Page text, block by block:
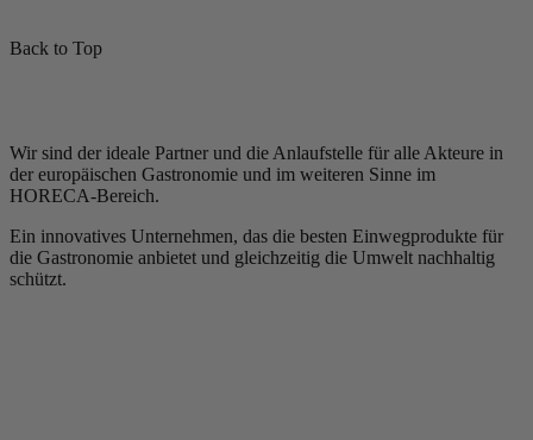
Back to Top
Wir sind der ideale Partner und die Anlaufstelle für alle Akteure in
der europäischen Gastronomie und im weiteren Sinne im
HORECA-Bereich.
Ein innovatives Unternehmen, das die besten Einwegprodukte für
die Gastronomie anbietet und gleichzeitig die Umwelt nachhaltig
schützt.